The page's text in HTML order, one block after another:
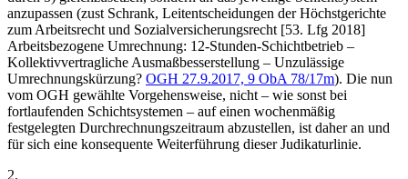
anzupassen (zust Schrank, Leitentscheidungen der Höchstgerichte
zum Arbeitsrecht und Sozialversicherungsrecht [53. Lfg 2018]
Arbeitsbezogene Umrechnung: 12-Stunden-Schichtbetrieb –
Kollektivvertragliche Ausmaßbesserstellung – Unzulässige
Umrechnungskürzung? OGH 27.9.2017, 9 ObA 78/17m). Die nun
vom OGH gewählte Vorgehensweise, nicht – wie sonst bei
fortlaufenden Schichtsystemen – auf einen wochenmäßig
festgelegten Durchrechnungszeitraum abzustellen, ist daher an und
für sich eine konsequente Weiterführung dieser Judikaturlinie.
2.